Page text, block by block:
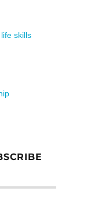
skills